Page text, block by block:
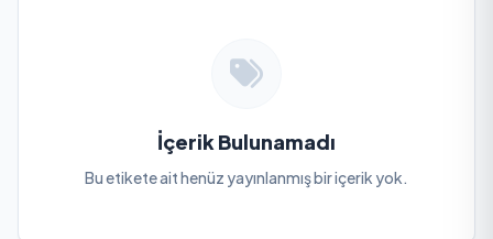
İçerik Bulunamadı
Bu etikete ait henüz yayınlanmış bir içerik yok.